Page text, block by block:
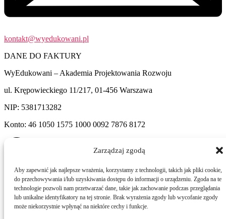
Zarządzaj zgodą
Aby zapewnić jak najlepsze wrażenia, korzystamy z technologii, takich jak pliki cookie,
do przechowywania i/lub uzyskiwania dostępu do informacji o urządzeniu. Zgoda na te
technologie pozwoli nam przetwarzać dane, takie jak zachowanie podczas przeglądania
lub unikalne identyfikatory na tej stronie. Brak wyrażenia zgody lub wycofanie zgody
może niekorzystnie wpłynąć na niektóre cechy i funkcje.
kontakt@wyedukowani.pl
DANE DO FAKTURY
WyEdukowani – Akademia Projektowania Rozwoju
ul. Krępowieckiego 11/217, 01-456 Warszawa
NIP: 5381713282
Konto: 46 1050 1575 1000 0092 7876 8172
LINKI
HARMONOGRAM SZKOLEŃ
AKREDYTACJA
REGULAMIN SZKOLEŃ